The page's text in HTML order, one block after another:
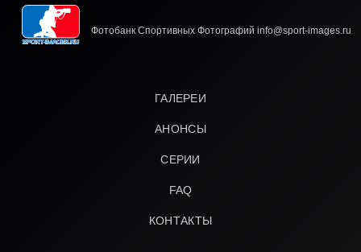
Фотобанк Спортивных Фотографий info@sport-images.ru
ГАЛЕРЕИ
АНОНСЫ
СЕРИИ
FAQ
КОНТАКТЫ